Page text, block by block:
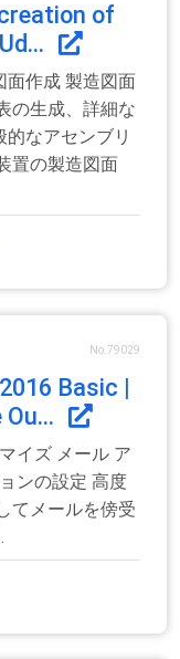
of
面作成 製造図面
の生成、詳細な
なアセンブリ
置の製造図面
No.79029
Basic |
イズ メール ア
ンの設定 高度
てメールを傍受